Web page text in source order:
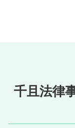
千且法律